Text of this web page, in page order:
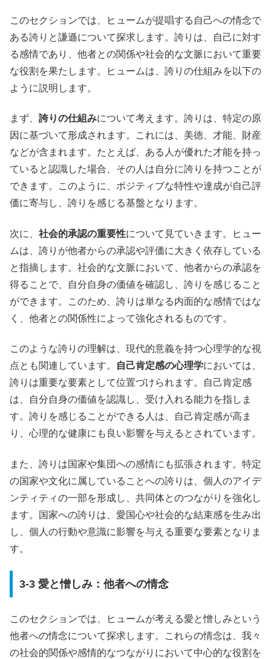
このセクションでは、ヒュームが提唱する自己への情念で
ある誇りと謙遜について探求します。誇りは、自己に対す
る感情であり、他者との関係や社会的な文脈において重要
な役割を果たします。ヒュームは、誇りの仕組みを以下の
ように説明します。
まず、 誇りの仕組みについて考えます。誇りは、特定の原
因に基づいて形成されます。これには、美徳、才能、財産
などが含まれます。たとえば、ある人が優れた才能を持っ
ていると認識した場合、その人は自分に誇りを持つことが
できます。このように、ポジティブな特性や達成が自己評
価に寄与し、誇りを感じる基盤となります。
次に、 社会的承認の重要性について見ていきます。ヒュー
ムは、誇りが他者からの承認や評価に大きく依存している
と指摘します。社会的な文脈において、他者からの承認を
得ることで、自分自身の価値を確認し、誇りを感じること
ができます。このため、誇りは単なる内面的な感情ではな
く、他者との関係性によって強化されるものです。
このような誇りの理解は、現代的意義を持つ心理学的な視
点とも関連しています。
自己肯定感の心理学においては、
誇りは重要な要素として位置づけられます。自己肯定感
は、自分自身の価値を認識し、受け入れる能力を指しま
す。誇りを感じることができる人は、自己肯定感が高ま
り、心理的な健康にも良い影響を与えるとされています。
また、誇りは国家や集団への感情にも拡張されます。特定
の国家や文化に属していることへの誇りは、個人のアイデ
ンティティの一部を形成し、共同体とのつながりを強化し
ます。国家への誇りは、愛国心や社会的な結束感を生み出
し、個人の行動や意識に影響を与える重要な要素となりま
す。
3-3 愛と憎しみ：他者への情念
このセクションでは、ヒュームが考える愛と憎しみという
他者への情念について探求します。これらの情念は、我々
の社会的関係や感情的なつながりにおいて中心的な役割を